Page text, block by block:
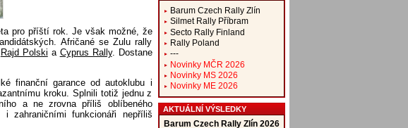
pro příští rok. Je však možné, že
Afričané se Zulu rally
Rajd Polski a Cyprus Rally. Dostane
finanční garance od autoklubu i
kroku. Splnili totiž jednu z
a ne zrovna příliš oblíbeného
zahraničními funkcionáři nepříliš
Barum Czech Rally Zlín
Silmet Rally Příbram
Secto Rally Finland
Rally Poland
---
Novinky MČR 2026
Novinky MS 2026
Novinky ME 2026
AKTUÁLNÍ VÝSLEDKY